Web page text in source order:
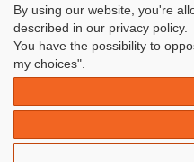
By using our website, you're
described in our privacy policy.
You have the possibility to
my choices".